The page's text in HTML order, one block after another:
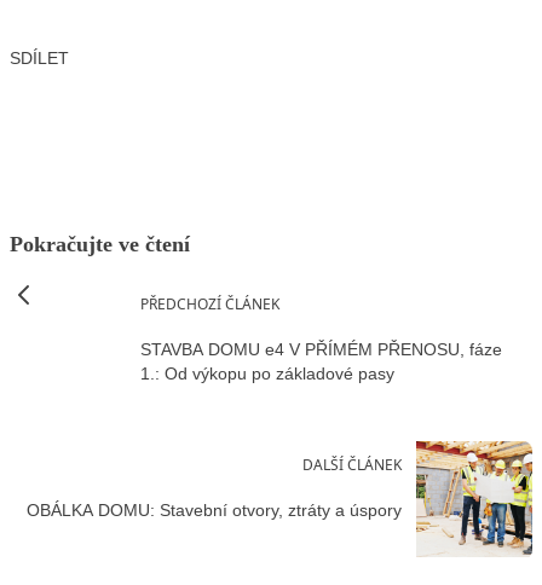
SDÍLET
Pokračujte ve čtení
PŘEDCHOZÍ ČLÁNEK
STAVBA DOMU e4 V PŘÍMÉM PŘENOSU, fáze
1.: Od výkopu po základové pasy
DALŠÍ ČLÁNEK
OBÁLKA DOMU: Stavební otvory, ztráty a úspory